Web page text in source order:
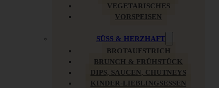
VEGETARISCHES
VORSPEISEN
SÜSS & HERZHAFT
BROTAUFSTRICH
BRUNCH & FRÜHSTÜCK
DIPS, SAUCEN, CHUTNEYS
KINDER-LIEBLINGSESSEN